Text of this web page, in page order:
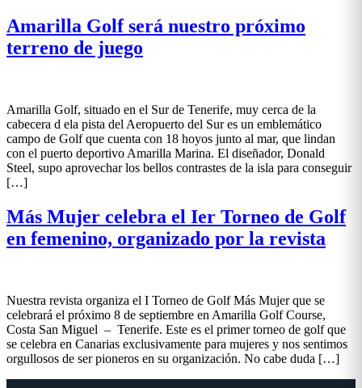
Amarilla Golf será nuestro próximo
terreno de juego
Amarilla Golf, situado en el Sur de Tenerife, muy cerca de la
cabecera d ela pista del Aeropuerto del Sur es un emblemático
campo de Golf que cuenta con 18 hoyos junto al mar, que lindan
con el puerto deportivo Amarilla Marina. El diseñador, Donald
Steel, supo aprovechar los bellos contrastes de la isla para conseguir
[…]
Más Mujer celebra el Ier Torneo de Golf
en femenino, organizado por la revista
Nuestra revista organiza el I Torneo de Golf Más Mujer que se
celebrará el próximo 8 de septiembre en Amarilla Golf Course,
Costa San Miguel – Tenerife. Este es el primer torneo de golf que
se celebra en Canarias exclusivamente para mujeres y nos sentimos
orgullosos de ser pioneros en su organización. No cabe duda […]